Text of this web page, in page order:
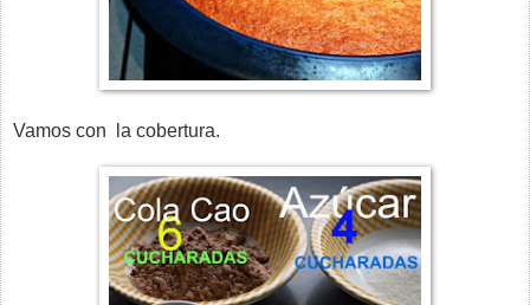
Vamos con la cobertura.